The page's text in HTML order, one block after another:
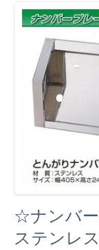
☆ナンバ
ステンレ